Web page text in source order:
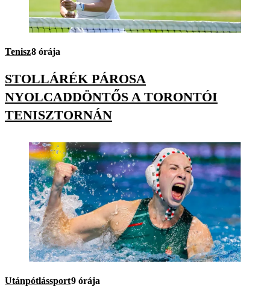
Tenisz8 órája
STOLLÁRÉK PÁROSA
NYOLCADDÖNTŐS A TORONTÓI
TENISZTORNÁN
Utánpótlássport9 órája